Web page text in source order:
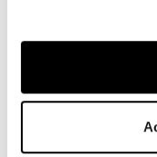
8D54 - Pastello